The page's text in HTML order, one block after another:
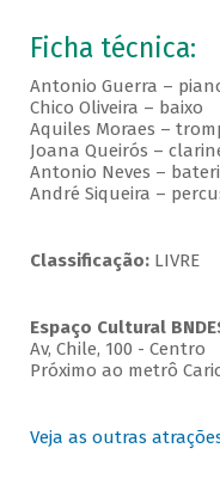
Ficha técnica:
Antonio Guerra –
Chico Oliveira – baixo
Aquiles Moraes –
Joana Queirós –
Antonio Neves –
André Siqueira –
Classificação:LIVRE
Espaço Cultural
Av, Chile, 100 - Centro
Próximo ao metrô
Veja as outras